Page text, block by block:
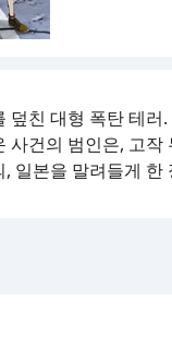
덮친 대형 폭탄 테러.
사건의 범인은, 고작
일본을 말려들게 한